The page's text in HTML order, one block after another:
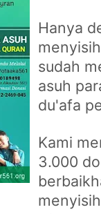
Hanya
sudah
asuh
du'afa
Kami
3.000